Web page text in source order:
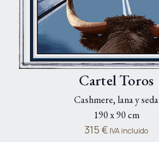
Cartel Toros
Cashmere, lana y seda
190 x 90 cm
315€ IVA incluido